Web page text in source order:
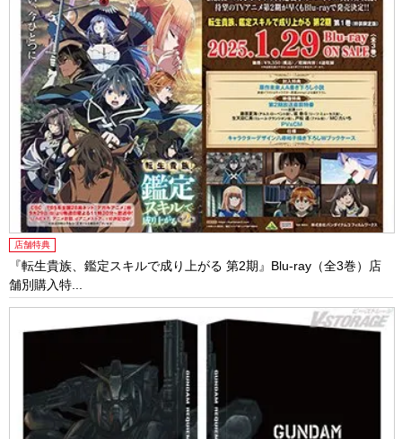
店舗特典
『転生貴族、鑑定スキルで成り上がる 第2期』Blu-ray（全3巻）店
舗別購入特...